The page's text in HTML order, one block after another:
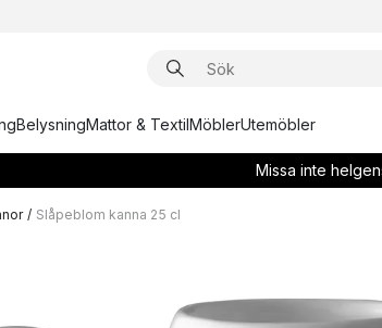
BelysningMattor & TextilMöblerUtemöbler
Missa inte
/ Slåpeblom kanna 25 cl